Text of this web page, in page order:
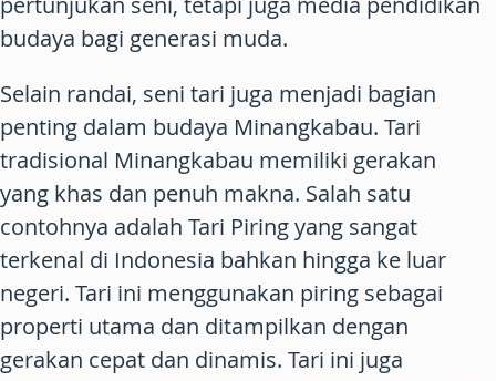
budaya bagi generasi muda.
Selain randai, seni tari juga menjadi bagian
penting dalam budaya Minangkabau. Tari
tradisional Minangkabau memiliki gerakan
yang khas dan penuh makna. Salah satu
contohnya adalah Tari Piring yang sangat
terkenal di Indonesia bahkan hingga ke luar
negeri. Tari ini menggunakan piring sebagai
properti utama dan ditampilkan dengan
gerakan cepat dan dinamis. Tari ini juga